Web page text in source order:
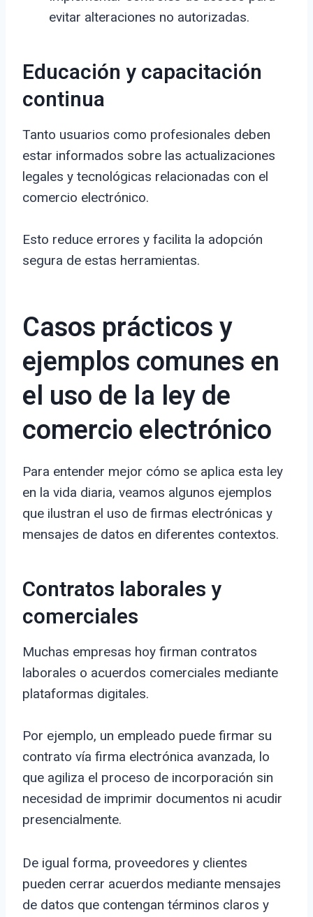
evitar alteraciones no autorizadas.
Educación y capacitación
continua
Tanto usuarios como profesionales deben
estar informados sobre las actualizaciones
legales y tecnológicas relacionadas con el
comercio electrónico.
Esto reduce errores y facilita la adopción
segura de estas herramientas.
Casos prácticos y
ejemplos comunes en
el uso de la ley de
comercio electrónico
Para entender mejor cómo se aplica esta ley
en la vida diaria, veamos algunos ejemplos
que ilustran el uso de firmas electrónicas y
mensajes de datos en diferentes contextos.
Contratos laborales y
comerciales
Muchas empresas hoy firman contratos
laborales o acuerdos comerciales mediante
plataformas digitales.
Por ejemplo, un empleado puede firmar su
contrato vía firma electrónica avanzada, lo
que agiliza el proceso de incorporación sin
necesidad de imprimir documentos ni acudir
presencialmente.
De igual forma, proveedores y clientes
pueden cerrar acuerdos mediante mensajes
de datos que contengan términos claros y